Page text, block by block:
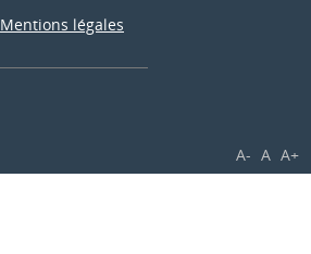
Mentions légales
A- A A+